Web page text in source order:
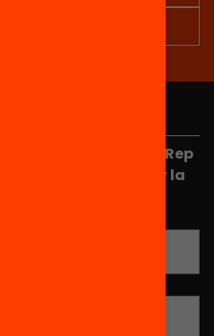
ja han triat Equitat. Rep
per millorar la
Catalunya.